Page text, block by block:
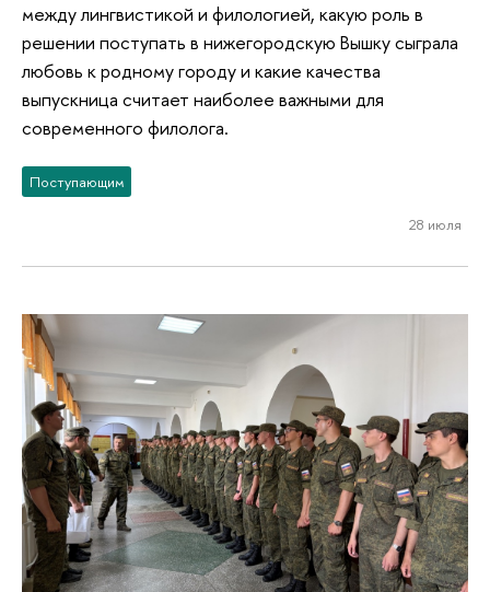
между лингвистикой и филологией, какую роль в
решении поступать в нижегородскую Вышку сыграла
любовь к родному городу и какие качества
выпускница считает наиболее важными для
современного филолога.
Поступающим
28 июля